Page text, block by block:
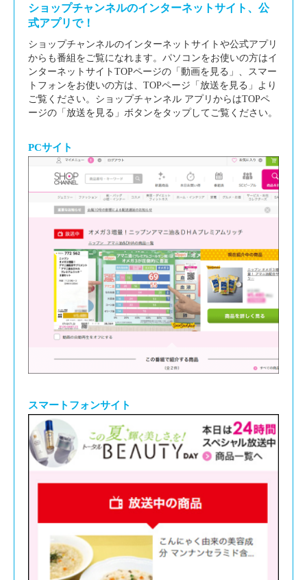
ショップチャンネルのインターネットサイト、公
式アプリで！
ショップチャンネルのインターネットサイトや公式アプリ
からも番組をご覧になれます。パソコンをお使いの方はイ
ンターネットサイトTOPページの「動画を見る」、スマー
トフォンをお使いの方は、TOPページ「放送を見る」より
ご覧ください。ショップチャンネル アプリからはTOPペ
ージの「放送を見る」ボタンをタップしてご覧ください。
PCサイト
スマートフォンサイト